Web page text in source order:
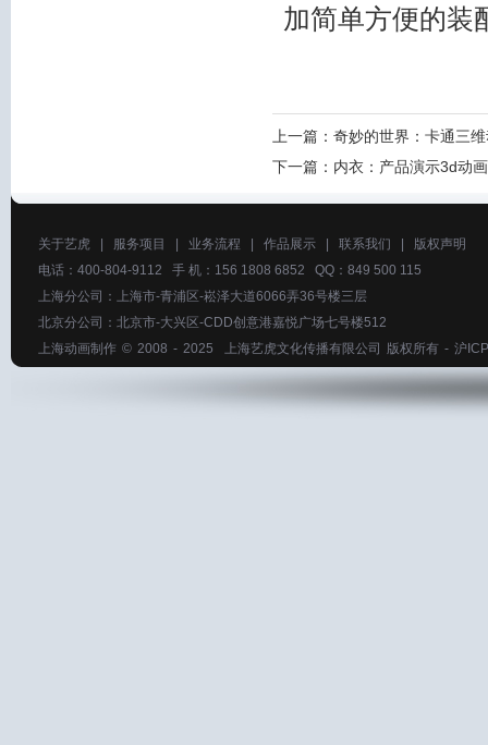
加简单方便的装
上一篇： 奇妙的世界：卡通三
下一篇： 内衣：产品演示3d动
关于艺虎 服务项目 业务流程 作品展示 联系我们
版权声明
电话：400-804-9112 手 机：156 1808 6852 QQ：849 500 115
上海分公司：上海市-青浦区-崧泽大道6066弄36号楼三层
北京分公司：北京市-大兴区-CDD创意港嘉悦广场七号楼512
上海动画制作 © 2008 - 2025 上海艺虎文化传播有限公司 版权所有 - 沪